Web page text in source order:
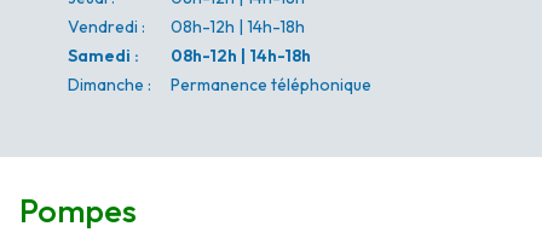
Vendredi :
08h-12h | 14h-18h
Samedi :
08h-12h | 14h-18h
Dimanche : Permanence téléphonique
Pompes